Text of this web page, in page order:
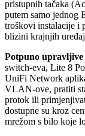
pristupnih tačaka
putem samo jednog
troškovi instalacije i
blizini krajnjih
Potpuno
switch-eva, Lite 8
UniFi Network
VLAN-ove, pratiti
protok ili
dostupne su kroz
mrežom s bilo koje